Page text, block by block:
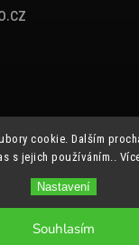
cookie. Dalším
s jejich používáním..
Nastavení
Souhlasím